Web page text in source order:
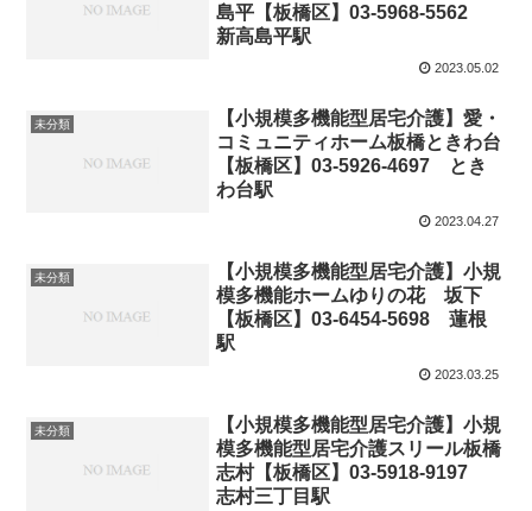
島平【板橋区】03-5968-5562
新高島平駅
2023.05.02
未分類
【小規模多機能型居宅介護】愛・
コミュニティホーム板橋ときわ台
【板橋区】03-5926-4697 とき
わ台駅
2023.04.27
未分類
【小規模多機能型居宅介護】小規
模多機能ホームゆりの花 坂下
【板橋区】03-6454-5698 蓮根
駅
2023.03.25
未分類
【小規模多機能型居宅介護】小規
模多機能型居宅介護スリール板橋
志村【板橋区】03-5918-9197
志村三丁目駅